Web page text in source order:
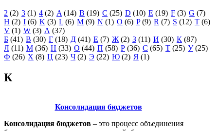
2 (2) 3 (1) 4 (2) A (14) B (19) C (25) D (10) E (19) F (3) G (7)
H (2) I (6) K (3) L (6) M (9) N (1) O (6) P(9) R (7) S (12) T (6)
V (1) W (3) А (37)
Б (41) В (30) Г (18) Д (41) Е (7) Ж (2) З (11) И (30) К (87)
Л (11) М (36) Н (33) О (44) П (58) Р (36) С (65) Т (25) У(25)
Ф (26) Х (8) Ц (23) Ч (2) Э (22) Ю (2) Я (1)
К
Консолидация бюджетов
Консолидация бюджетов – это процесс объединения